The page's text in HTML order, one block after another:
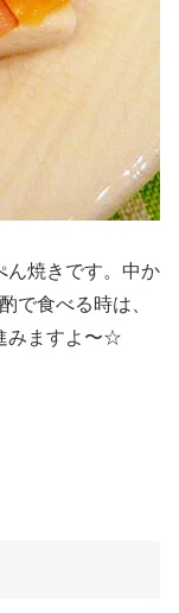
ん焼きです。中か
で食べる時は、
みますよ〜☆